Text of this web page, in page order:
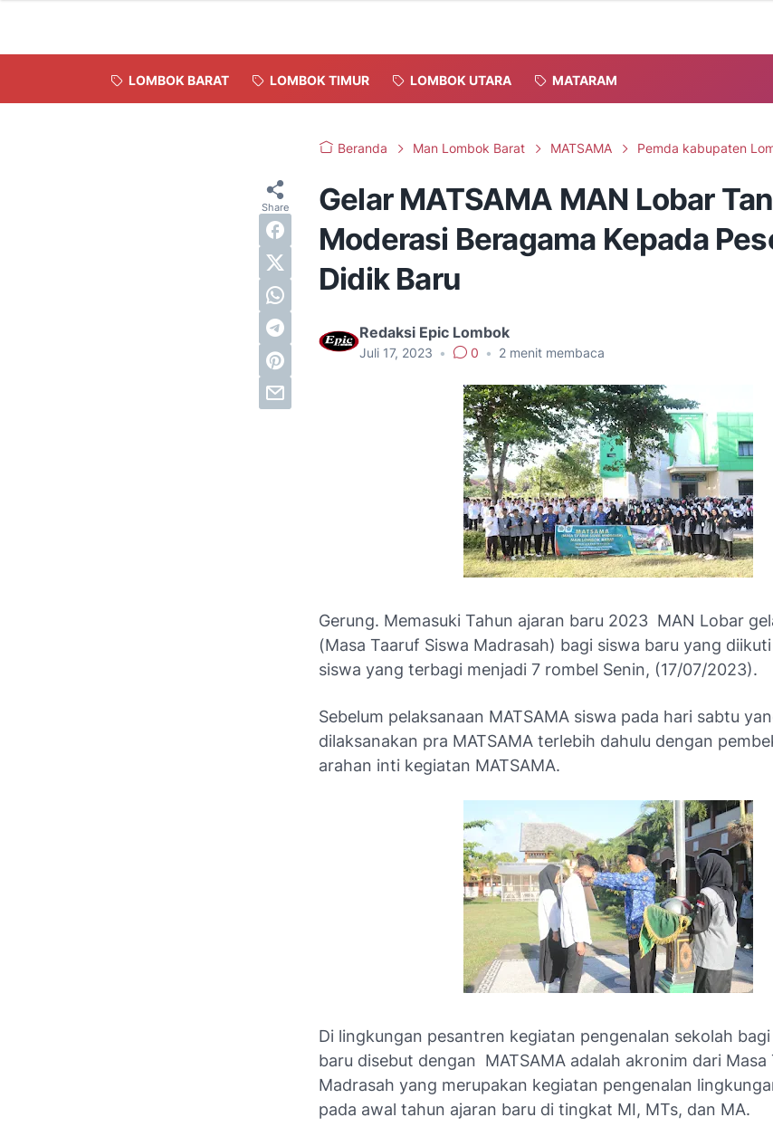
LOMBOK BARAT LOMBOK TIMUR LOMBOK UTARA MATARAM
Beranda Man Lombok Barat MATSAMA Pemda kabupaten
Gelar MATSAMA MAN Lobar
Moderasi Beragama Kepada
Didik Baru
Redaksi Epic Lombok
Juli 17, 2023 • 0 • 2 menit membaca
Gerung. Memasuki Tahun ajaran baru 2023 MAN Lobar
(Masa Taaruf Siswa Madrasah) bagi siswa baru yang
siswa yang terbagi menjadi 7 rombel Senin, (17/07/2023).
Sebelum pelaksanaan MATSAMA siswa pada hari sabtu
dilaksanakan pra MATSAMA terlebih dahulu dengan
arahan inti kegiatan MATSAMA.
Di lingkungan pesantren kegiatan pengenalan sekolah
baru disebut dengan MATSAMA adalah akronim dari Masa
Madrasah yang merupakan kegiatan pengenalan
pada awal tahun ajaran baru di tingkat MI, MTs, dan MA.